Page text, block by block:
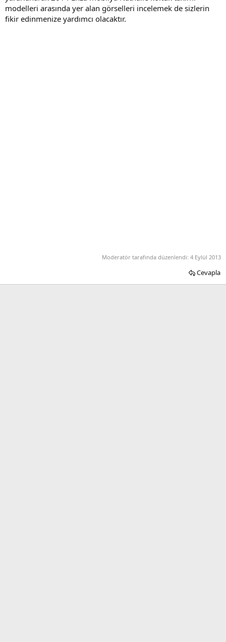
modelleri arasında yer alan görselleri incelemek de sizlerin
fikir edinmenize yardımcı olacaktır.
Moderatör tarafında düzenlendi: 4 Eylül 2013
Cevapla